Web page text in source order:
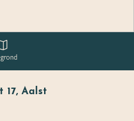
17, Aalst